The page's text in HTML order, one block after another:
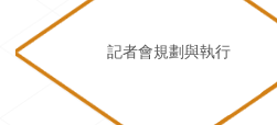
記者會規劃與執行